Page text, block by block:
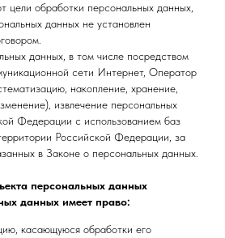
цели обработки персональных данных,
данных не установлен
данных, в том числе посредством
сети Интернет, Оператор
накопление, хранение,
извлечение персональных
Федерации с использованием баз
Российской Федерации, за
в Законе о персональных данных.
персональных данных
данных имеет право:
касающуюся обработки его